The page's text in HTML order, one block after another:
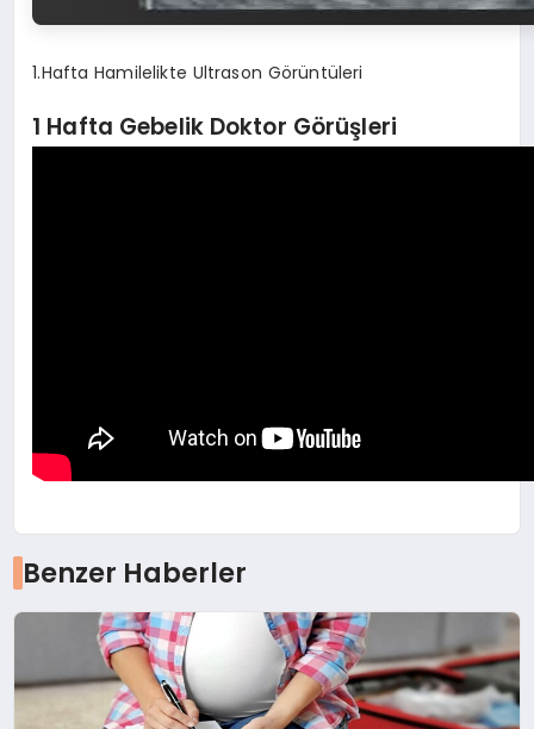
1.Hafta Hamilelikte Ultrason Görüntüleri
1 Hafta Gebelik Doktor Görüşleri
Benzer Haberler